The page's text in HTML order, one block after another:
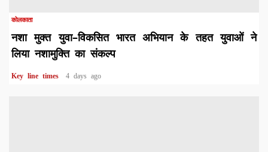
कोलकाता
नशा मुक्त युवा–विकसित भारत अभियान के तहत युवाओं ने
लिया नशामुक्ति का संकल्प
Key line times 4 days ago